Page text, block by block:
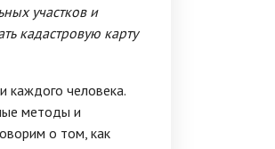
участков и
кадастровую карту
каждого человека.
методы и
о том, как